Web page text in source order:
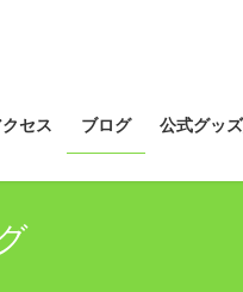
セス ブログ 公式グッ